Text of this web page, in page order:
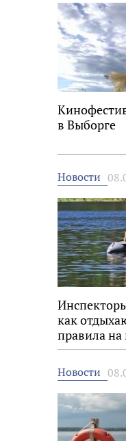
в Выборге
Новости
как
правила на
Новости